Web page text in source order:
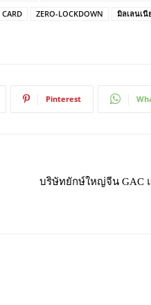
ZERO-LOCKDOWN
มิลเลนเนี
Pinterest
บริษัทยักษ์ใหญ่จีน GAC